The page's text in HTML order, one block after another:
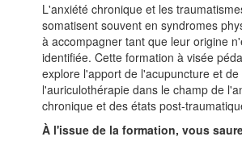
L'anxiété chronique et les
somatisent souvent en syndromes
à accompagner tant que leur origine
identifiée. Cette formation à visée
explore l'apport de l'acupuncture et de
l'auriculothérapie dans le champ de
chronique et des états post-
À l'issue de la formation, vous